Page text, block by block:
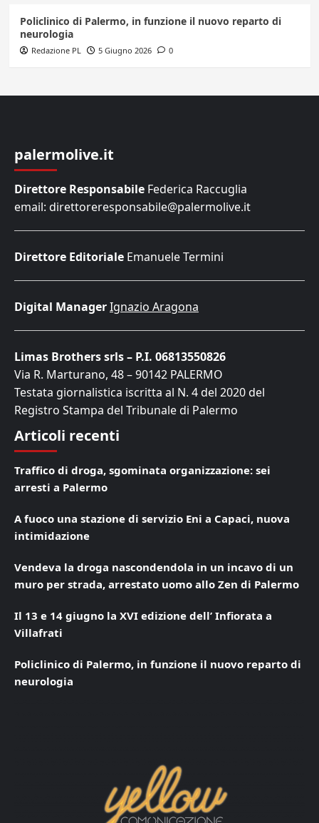
Policlinico di Palermo, in funzione il nuovo reparto di
neurologia
Redazione PL 5 Giugno 2026 0
palermolive.it
Direttore Responsabile Federica Raccuglia
email: direttoreresponsabile@palermolive.it
Direttore Editoriale Emanuele Termini
Digital ManagerIgnazio Aragona
Limas Brothers srls – P.I. 06813550826
Via R. Marturano, 48 – 90142 PALERMO
Testata giornalistica iscritta al N. 4 del 2020 del
Registro Stampa del Tribunale di Palermo
Articoli recenti
Traffico di droga, sgominata organizzazione: sei
arresti a Palermo
A fuoco una stazione di servizio Eni a Capaci, nuova
intimidazione
Vendeva la droga nascondendola in un incavo di un
muro per strada, arrestato uomo allo Zen di Palermo
Il 13 e 14 giugno la XVI edizione dell’ Infiorata a
Villafrati
Policlinico di Palermo, in funzione il nuovo reparto di
neurologia